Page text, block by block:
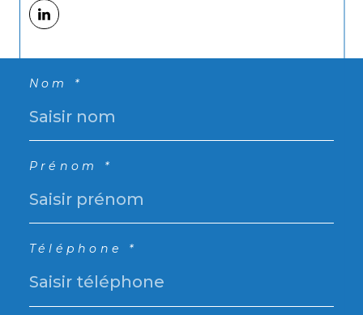
Nom *
Prénom *
Téléphone *